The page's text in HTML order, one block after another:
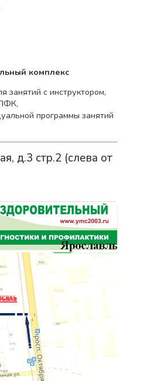
комплекс
занятий с инструктором,
программы занятий
д.3 стр.2 (слева от